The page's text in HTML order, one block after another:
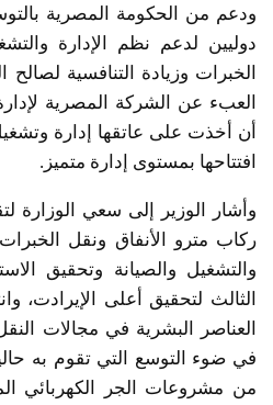
ودعم من الحكومة المصرية
دوليين لدعم نظم الإدارة
الخبرات وزيادة التنافسية
العبء عن الشركة المصرية
أن أخذت على عاتقها إدارة
افتتاحها بمستوى إدارة متميز.
وأشار الوزير إلى سعي الوزارة
ركاب مترو الأنفاق ونقل
والتشغيل والصيانة وتحقيق
الثالث لتحقيق أعلى الإيرادت،
العناصر البشرية في مجالات
في ضوء التوسع التي تقوم به
من مشروعات الجر الكهربائي